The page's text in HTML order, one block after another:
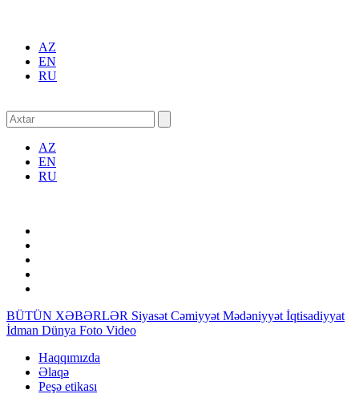
AZ
EN
RU
AZ
EN
RU
BÜTÜN XƏBƏRLƏR Siyasət Cəmiyyət Mədəniyyət İqtisadiyyat
İdman Dünya Foto Video
Haqqımızda
Əlaqə
Peşə etikası